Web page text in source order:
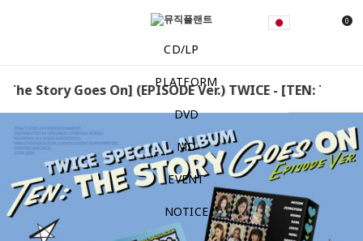
0
CD/LP
PLATFORM
DVD
MD
EVENT
NOTICE
The Story Goes On] (EPISODE Ver.) TWICE - [TEN: The